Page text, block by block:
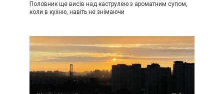
Половник ще висів над каструлею з ароматним супом,
коли в кухню, навіть не знімаючи